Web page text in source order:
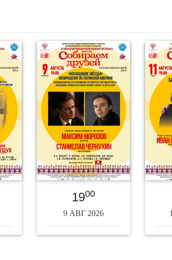
1900
9 АВГ 2026